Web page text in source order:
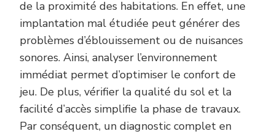
de la proximité des habitations. En effet, une
implantation mal étudiée peut générer des
problèmes d’éblouissement ou de nuisances
sonores. Ainsi, analyser l’environnement
immédiat permet d’optimiser le confort de
jeu. De plus, vérifier la qualité du sol et la
facilité d’accès simplifie la phase de travaux.
Par conséquent, un diagnostic complet en